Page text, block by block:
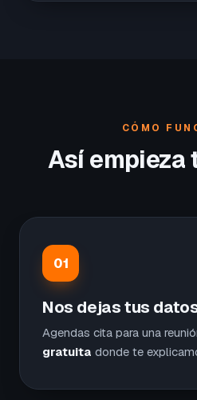
CÓMO
Así empieza
01
Nos dejas tus
Agendas cita para una
gratuita donde te